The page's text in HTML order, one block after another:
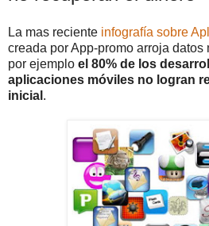
La mas reciente infografía sobre
creada por App-promo arroja datos
por ejemplo el 80% de los
aplicaciones móviles no logran
inicial .